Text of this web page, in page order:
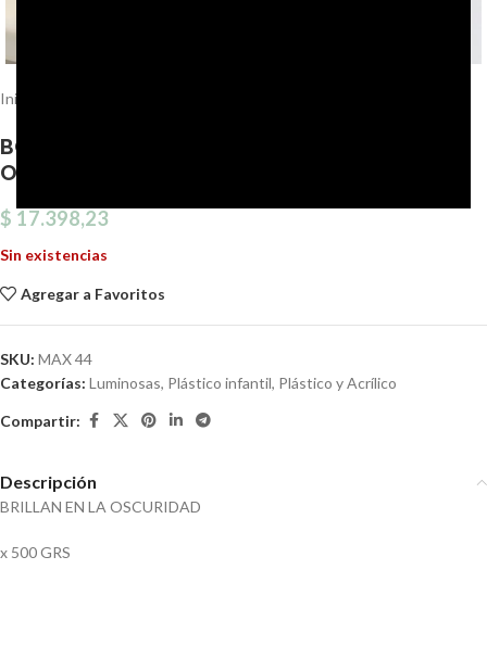
Inicio
BOLSA CORAZÓN PASTEL, BRILLAN EN LA
OSCURIDAD. 13MM X 500 GRS.
$ 17.398,23
Sin existencias
Agregar a Favoritos
SKU: MAX 44
Categorías: Luminosas, Plástico infantil, Plástico y Acrílico
Compartir:
Descripción
BRILLAN EN LA OSCURIDAD
x 500 GRS